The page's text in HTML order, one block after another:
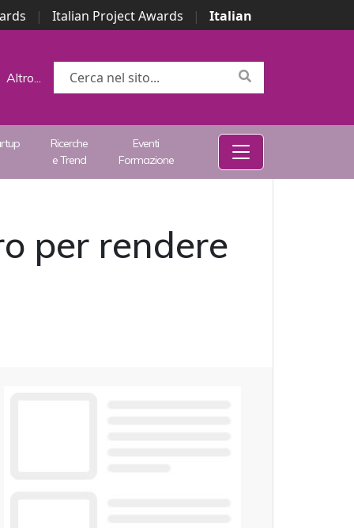
| Italian Project Awards |
Italian
Altro...
Ricerche
e Trend
Eventi
Formazione
per rendere